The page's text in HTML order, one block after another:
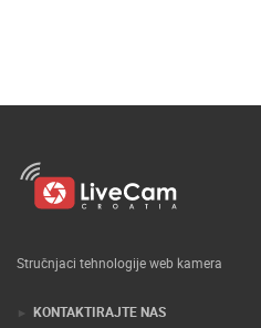
Stručnjaci tehnologije web kamera
KONTAKTIRAJTE NAS